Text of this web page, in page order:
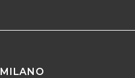
MILANO